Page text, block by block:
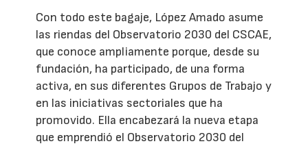
Con todo este bagaje, López Amado asume
las riendas del Observatorio 2030 del CSCAE,
que conoce ampliamente porque, desde su
fundación, ha participado, de una forma
activa, en sus diferentes Grupos de Trabajo y
en las iniciativas sectoriales que ha
promovido. Ella encabezará la nueva etapa
que emprendió el Observatorio 2030 del